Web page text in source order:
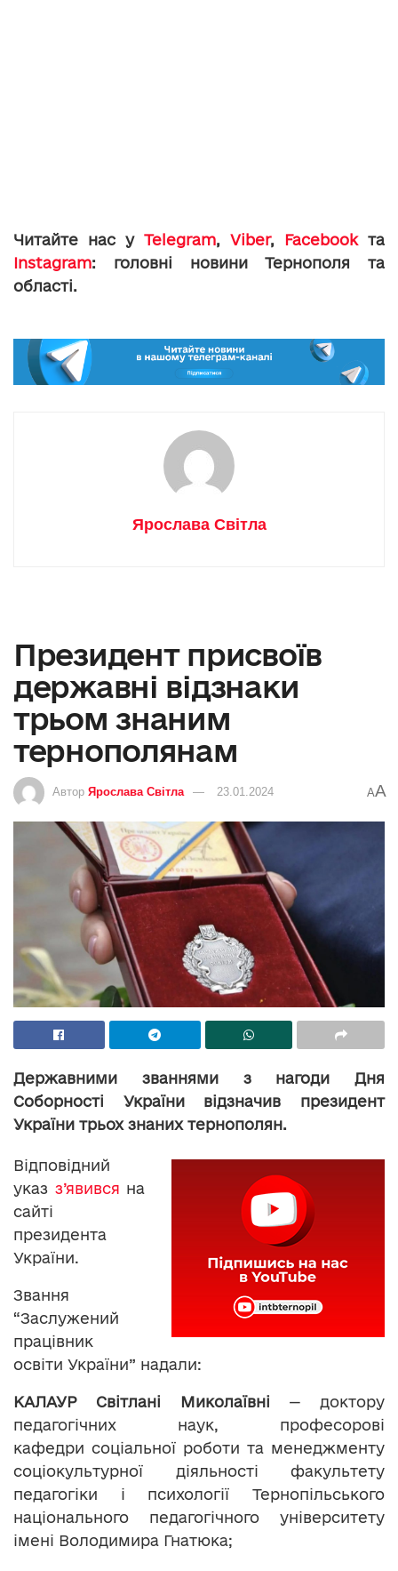
Читайте нас у Telegram, Viber, Facebookта
Instagram: головні новини Тернополя та
області.
Ярослава Світла
Президент присвоїв
державні відзнаки
трьом знаним
тернополянам
Автор Ярослава Світла 23.01.2024 AA
Державними званнями з нагоди Дня
Соборності України відзначив президент
України трьох знаних тернополян.
Відповідний
указ з’явився на
сайті
президента
України.
Звання
“Заслужений
працівник
освіти України” надали:
КАЛАУР Світлані Миколаївні — доктору
педагогічних наук, професорові
кафедри соціальної роботи та менеджменту
соціокультурної діяльності факультету
педагогіки і психології Тернопільського
національного педагогічного університету
імені Володимира Гнатюка;